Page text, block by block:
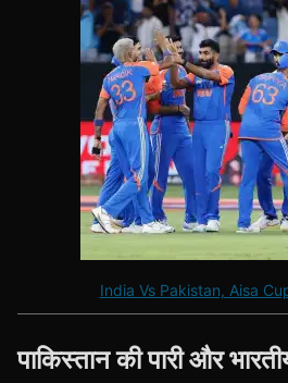
India Vs Pakistan, Aisa
पाकिस्तान की पारी और